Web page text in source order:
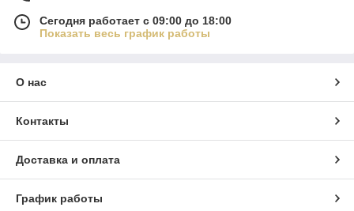
Сегодня работает с 09:00 до 18:00
Показать весь график работы
О нас
Контакты
Доставка и оплата
График работы